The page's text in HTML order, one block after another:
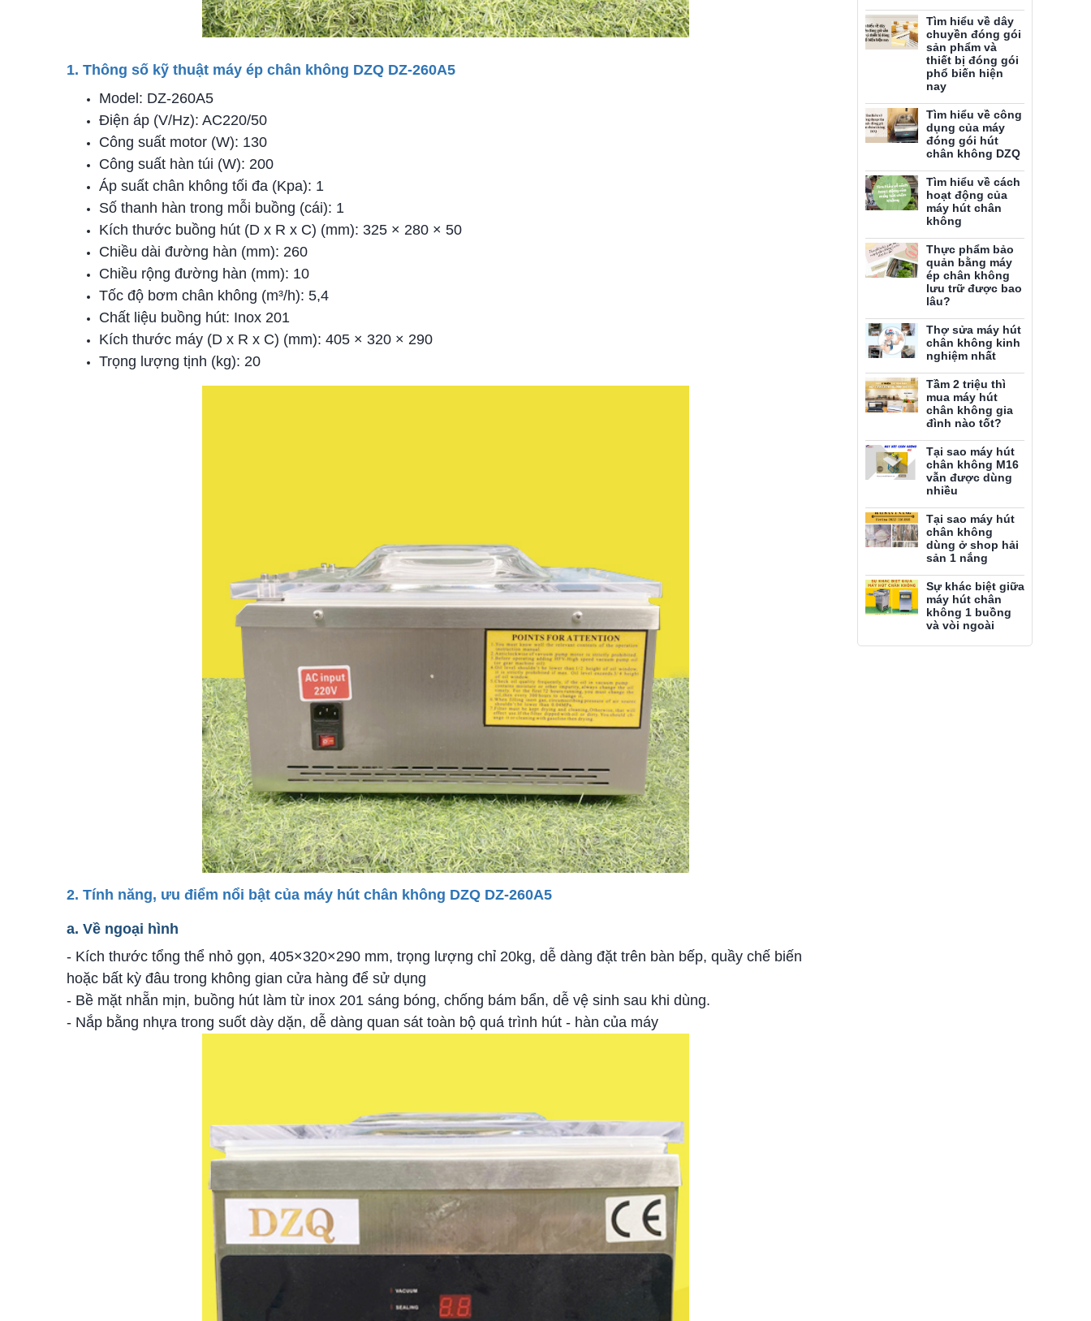
1. Thông số kỹ thuật máy ép chân không DZQ DZ-260A5
Model: DZ-260A5
Điện áp (V/Hz): AC220/50
Công suất motor (W): 130
Công suất hàn túi (W): 200
Áp suất chân không tối đa (Kpa): 1
Số thanh hàn trong mỗi buồng (cái): 1
Kích thước buồng hút (D x R x C) (mm): 325 × 280 × 50
Chiều dài đường hàn (mm): 260
Chiều rộng đường hàn (mm): 10
Tốc độ bơm chân không (m³/h): 5,4
Chất liệu buồng hút: Inox 201
Kích thước máy (D x R x C) (mm): 405 × 320 × 290
Trọng lượng tịnh (kg): 20
2. Tính năng, ưu điểm nổi bật của máy hút chân không DZQ DZ-260A5
a. Về ngoại hình
- Kích thước tổng thể nhỏ gọn, 405×320×290 mm, trọng lượng chỉ 20kg, dễ dàng đặt trên bàn bếp, quầy chế biến
hoặc bất kỳ đâu trong không gian cửa hàng để sử dụng
- Bề mặt nhẵn mịn, buồng hút làm từ inox 201 sáng bóng, chống bám bẩn, dễ vệ sinh sau khi dùng.
- Nắp bằng nhựa trong suốt dày dặn, dễ dàng quan sát toàn bộ quá trình hút - hàn của máy
Tìm hiểu về dây
chuyền đóng gói
sản phẩm và
thiết bị đóng gói
phổ biến hiện
nay
Tìm hiểu về công
dụng của máy
đóng gói hút
chân không DZQ
Tìm hiểu về cách
hoạt động của
máy hút chân
không
Thực phẩm bảo
quản bằng máy
ép chân không
lưu trữ được bao
lâu?
Thợ sửa máy hút
chân không kinh
nghiệm nhất
Tầm 2 triệu thì
mua máy hút
chân không gia
đình nào tốt?
Tại sao máy hút
chân không M16
vẫn được dùng
nhiều
Tại sao máy hút
chân không
dùng ở shop hải
sản 1 nắng
Sự khác biệt giữa
máy hút chân
không 1 buồng
và vòi ngoài